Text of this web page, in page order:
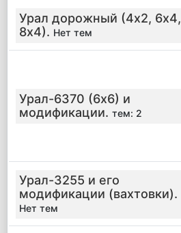
Урал дорожный (4х2, 6х4,
8х4). Нет тем
Урал-6370 (6х6) и
модификации. тем: 2
Урал-3255 и его
модификации (вахтовки).
Нет тем